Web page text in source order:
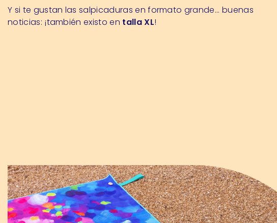
Y si te gustan las salpicaduras en formato grande... buenas
noticias: ¡también existo en talla XL!